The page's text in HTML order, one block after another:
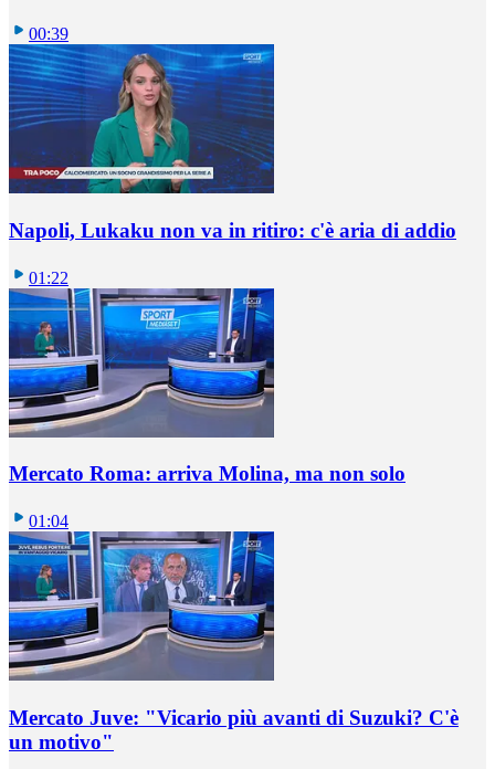
00:39
Napoli, Lukaku non va in ritiro: c'è aria di addio
01:22
Mercato Roma: arriva Molina, ma non solo
01:04
Mercato Juve: "Vicario più avanti di Suzuki? C'è
un motivo"